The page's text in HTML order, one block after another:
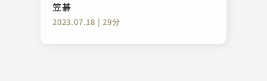
笠碁
2023.07.18 | 29分
2023.02.22 | 38分